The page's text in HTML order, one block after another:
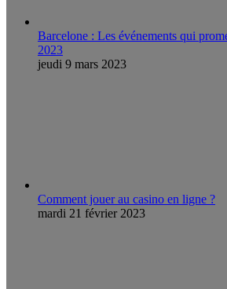
Barcelone : Les événements qui
2023
jeudi 9 mars 2023
Comment jouer au casino en ligne ?
mardi 21 février 2023